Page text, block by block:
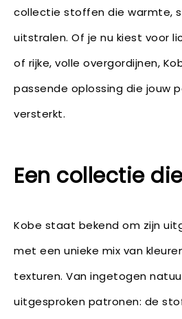
collectie stoffen die warmte,
uitstralen. Of je nu kiest voor
of rijke, volle overgordijnen,
passende oplossing die jouw
versterkt.
Een collectie
Kobe staat bekend om zijn
met een unieke mix van
texturen. Van ingetogen
uitgesproken patronen: de